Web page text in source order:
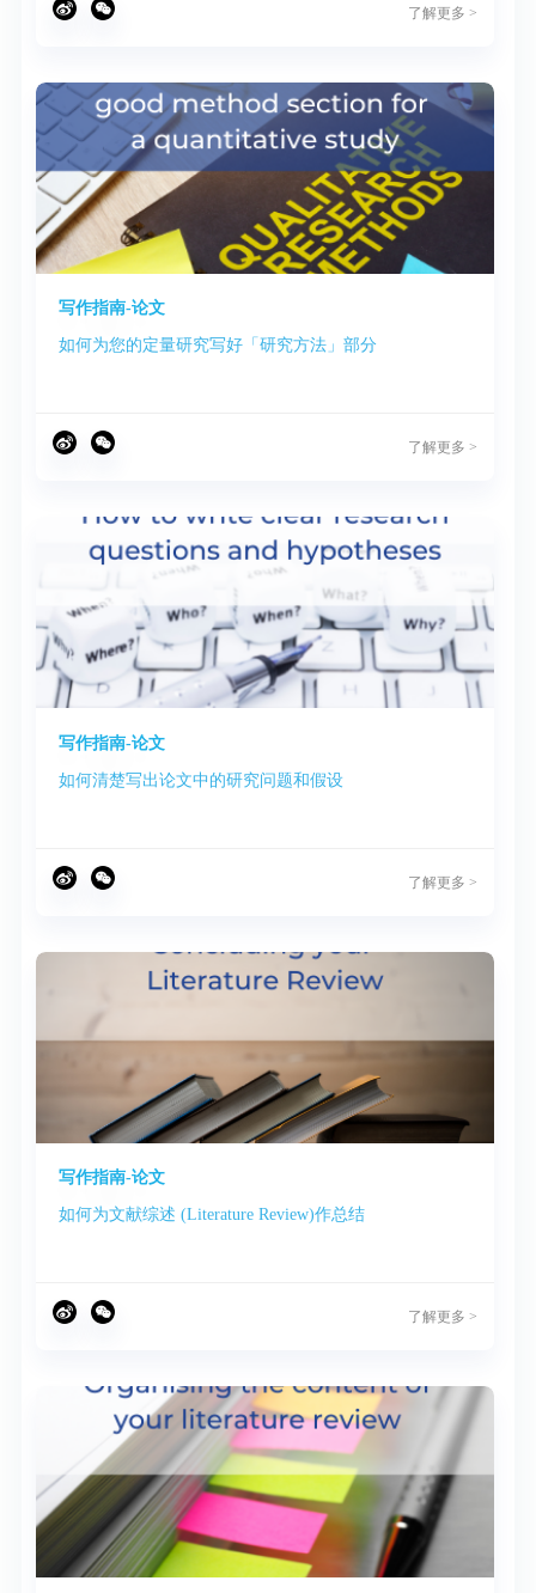
了解更多 >
写作指南-论文
如何为您的定量研究写好「研究方法」部分
了解更多 >
写作指南-论文
如何清楚写出论文中的研究问题和假设
了解更多 >
写作指南-论文
如何为文献综述 (Literature Review)作总结
了解更多 >